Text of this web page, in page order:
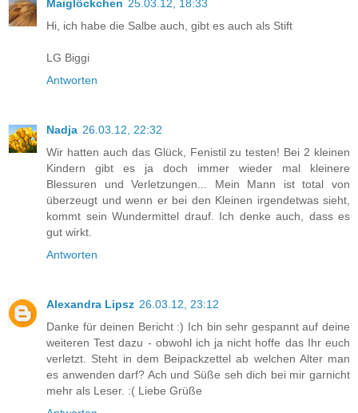
Maiglöckchen 25.03.12, 18:33
Hi, ich habe die Salbe auch, gibt es auch als Stift
LG Biggi
Antworten
Nadja 26.03.12, 22:32
Wir hatten auch das Glück, Fenistil zu testen! Bei 2 kleinen
Kindern gibt es ja doch immer wieder mal kleinere
Blessuren und Verletzungen... Mein Mann ist total von
überzeugt und wenn er bei den Kleinen irgendetwas sieht,
kommt sein Wundermittel drauf. Ich denke auch, dass es
gut wirkt.
Antworten
Alexandra Lipsz 26.03.12, 23:12
Danke für deinen Bericht :) Ich bin sehr gespannt auf deine
weiteren Test dazu - obwohl ich ja nicht hoffe das Ihr euch
verletzt. Steht in dem Beipackzettel ab welchen Alter man
es anwenden darf? Ach und Süße seh dich bei mir garnicht
mehr als Leser. :( Liebe Grüße